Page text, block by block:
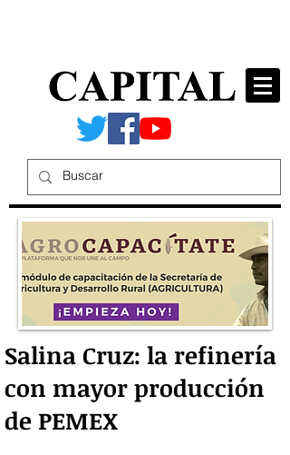
Salina Cruz: la refinería
con mayor producción
de PEMEX